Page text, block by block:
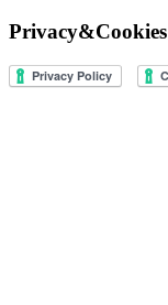
Privacy&Cookies